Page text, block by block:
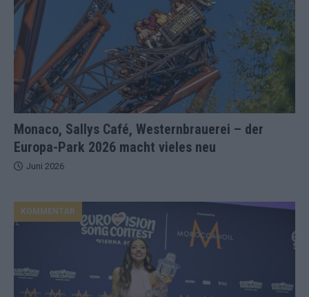
Monaco, Sallys Café, Westernbrauerei – der
Europa-Park 2026 macht vieles neu
Juni 2026
KOMMENTAR